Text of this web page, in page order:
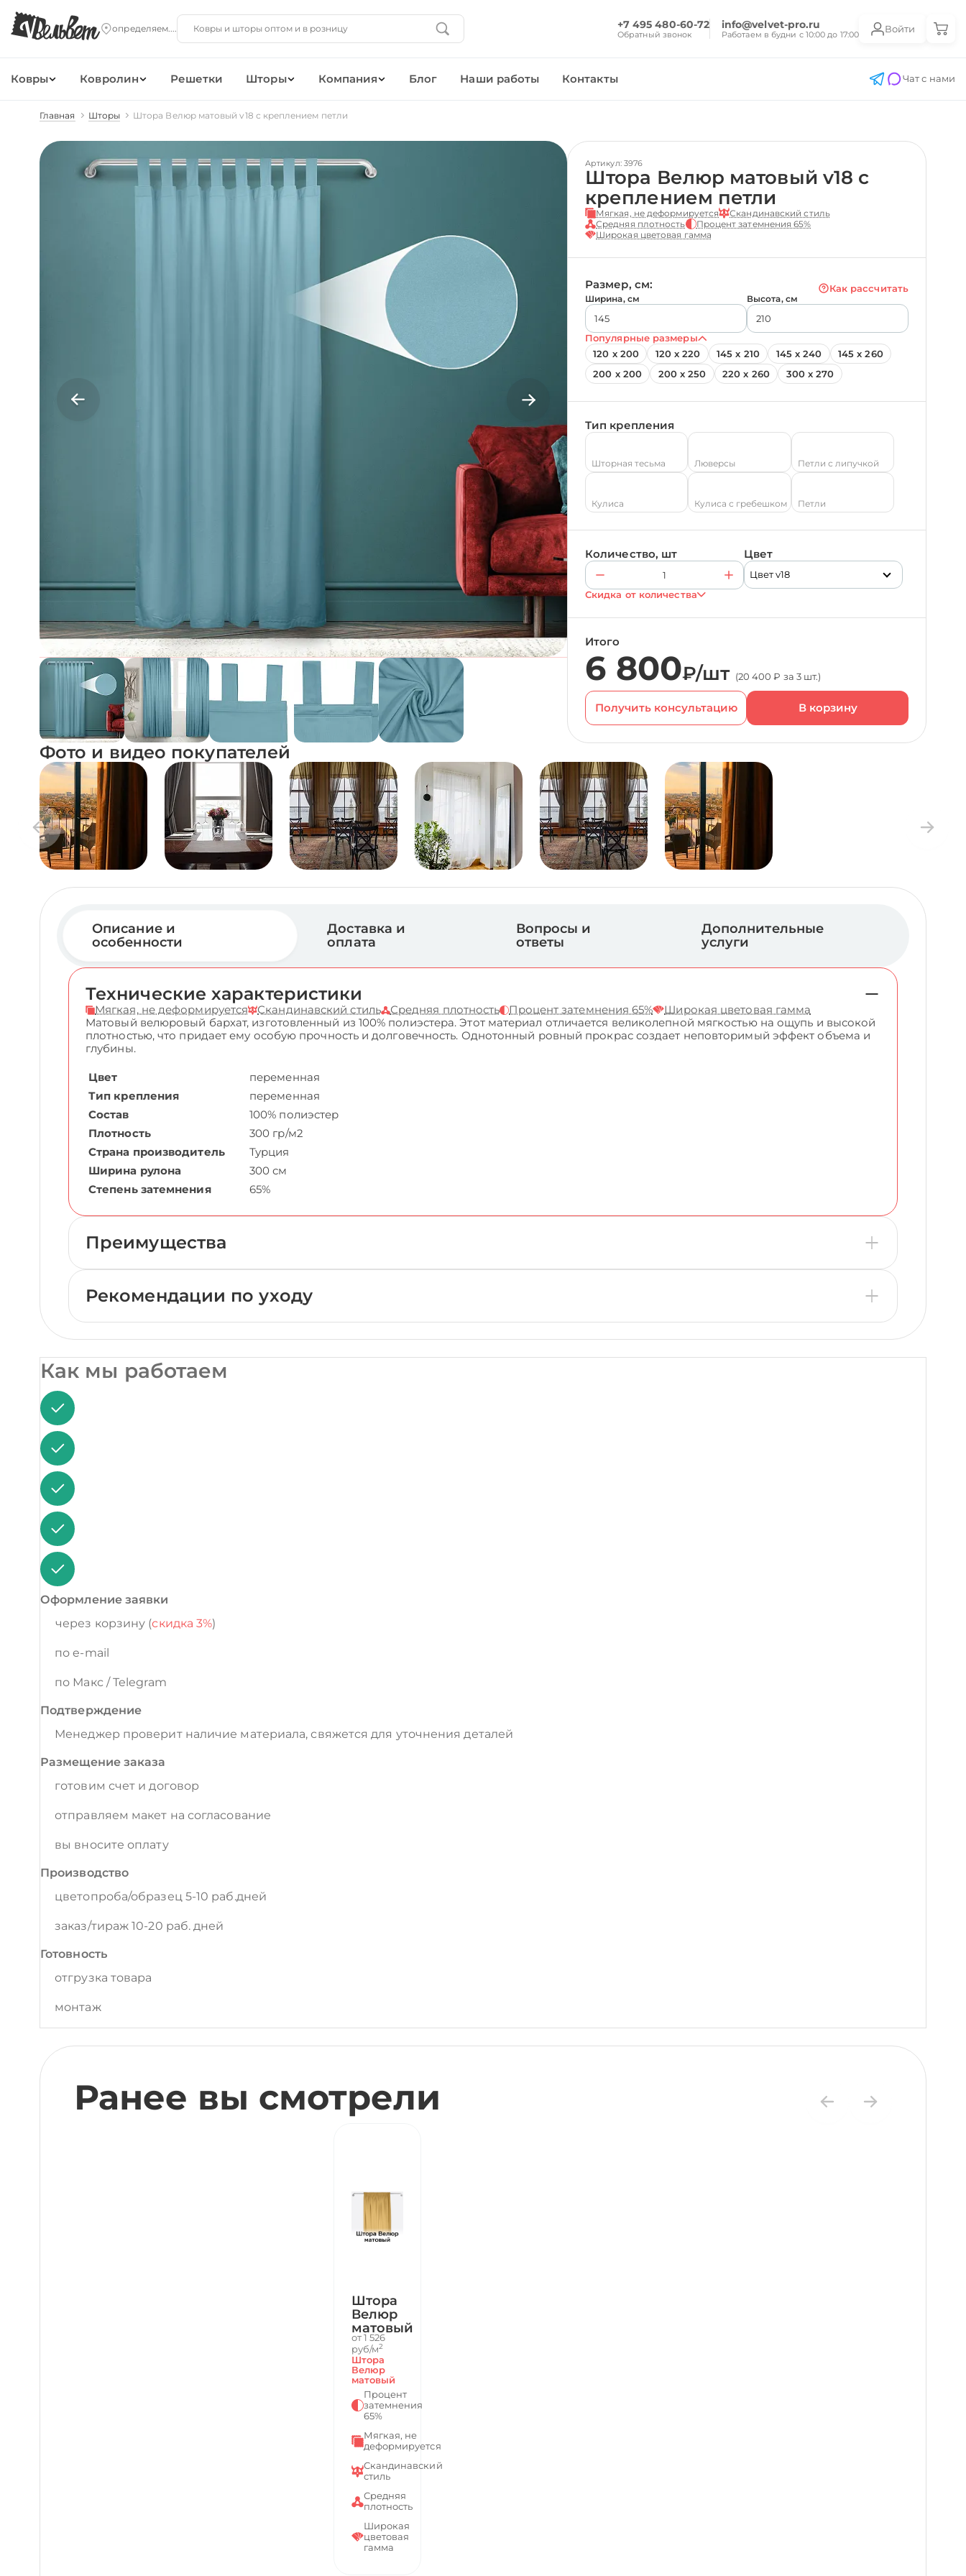
+7 495 480-60-72
Обратный звонок
info@velvet-pro.ru
Работаем в будни с 10:00 до 17:00
Войти
Ковры Ковролин Решетки Шторы Компания Блог Наши работы Контакты Чат с нами
Главная Шторы Штора Велюр матовый v18 с креплением петли
Артикул: 3976
Штора Велюр матовый v18 с
креплением петли
Мягкая, не деформируется
Скандинавский стиль
Средняя плотность
Процент затемнения 65%
Широкая цветовая гамма
Размер, см: Как рассчитать
Ширина, см Высота, см
Популярные размеры
120 х 200
120 х 220 145 х 210 145 х 240
145 х 260
200 х 200
200 х 250 220 х 260 300 х 270
Тип крепления
Шторная тесьма Люверсы Петли с липучкой
Кулиса Кулиса с гребешком Петли
Количество, шт Цвет
Цвет v18
Скидка от количества
Итого
6 800₽/шт (20 400 ₽ за 3 шт.)
Получить консультацию
Фото и видео покупателей
Описание и
особенности
Доставка и
оплата
Вопросы и
ответы
Дополнительные
услуги
Технические характеристики
Мягкая, не деформируется Скандинавский стиль Средняя плотность Процент затемнения 65%
Широкая цветовая гамма
Матовый велюровый бархат, изготовленный из 100% полиэстера. Этот материал отличается великолепной мягкостью на ощупь и высокой
плотностью, что придает ему особую прочность и долговечность. Однотонный ровный прокрас создает неповторимый эффект объема и
глубины.
Цвет
переменная
Тип крепления
переменная
Состав
100% полиэстер
Плотность
300 гр/м2
Страна производитель
Турция
Ширина рулона
300 см
Степень затемнения
65%
Преимущества
Рекомендации по уходу
Как мы работаем
Оформление заявки
через корзину (скидка 3%)
по e-mail
по Макс / Telegram
Подтверждение
Менеджер проверит наличие материала, свяжется для уточнения деталей
Размещение заказа
готовим счет и договор
отправляем макет на согласование
вы вносите оплату
Производство
цветопроба/образец 5-10 раб.дней
заказ/тираж 10-20 раб. дней
Готовность
отгрузка товара
монтаж
Ранее вы смотрели
Штора
Велюр
матовый
от 1 526
руб/м2
Штора
Велюр
матовый
Процент
затемнения
65%
Мягкая, не
деформируется
Скандинавский
стиль
Средняя
плотность
Широкая
цветовая
гамма